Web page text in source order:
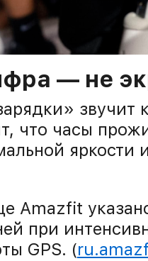
— не
звучит
что часы
яркости
Amazfit
при
GPS. (